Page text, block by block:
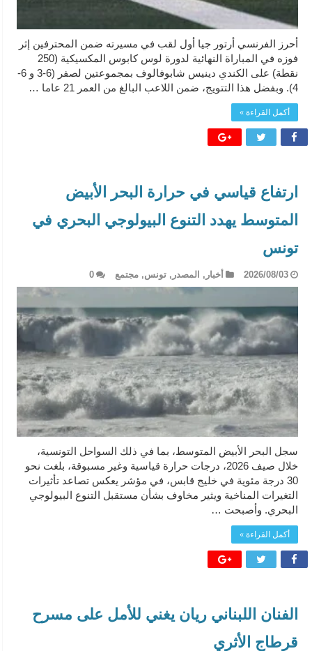
أحرز الفرنسي أرتور جيا أول لقب في مسيرته ضمن المحترفين إثر
فوزه في المباراة النهائية لدورة لوس كابوس المكسيكية (250
نقطة) على الكندي دينيس شابوفالوف بمجموعتين لصفر (6-3 و 6-
4). وبفضل هذا التتويج، ضمن اللاعب البالغ من العمر 21 عاما …
أكمل القراءة »
ارتفاع قياسي في حرارة البحر الأبيض
المتوسط يهدد التنوع البيولوجي البحري في
تونس
2026/08/03 أخبار , المصدر , تونس, مجتمع 0
سجل البحر الأبيض المتوسط، بما في ذلك السواحل التونسية،
خلال صيف 2026، درجات حرارة قياسية وغير مسبوقة، بلغت نحو
30 درجة مئوية في خليج قابس، في مؤشر يعكس تصاعد تأثيرات
التغيرات المناخية ويثير مخاوف بشأن مستقبل التنوع البيولوجي
البحري. وأصبحت …
أكمل القراءة »
الفنان اللبناني ريان يغني للأمل على مسرح
قرطاج الأثري